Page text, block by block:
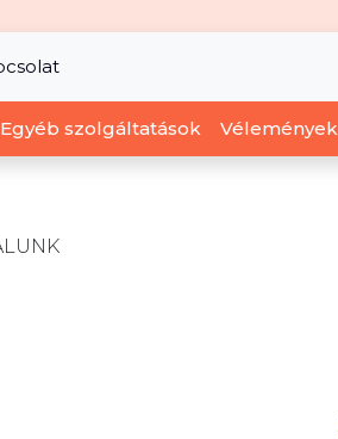
Egyéb szolgáltatások Vélemények